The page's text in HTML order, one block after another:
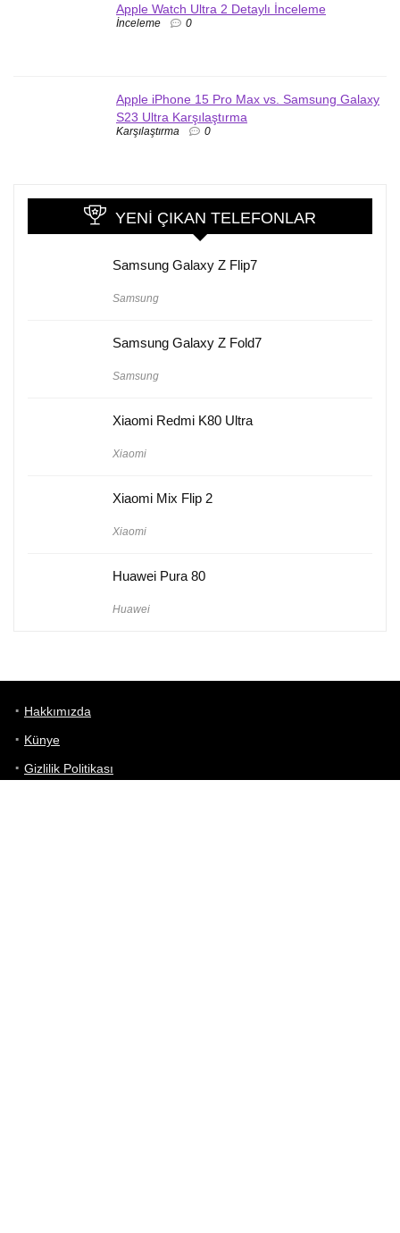
Apple Watch Ultra 2 Detaylı İnceleme
İnceleme 0
Apple iPhone 15 Pro Max vs. Samsung Galaxy
S23 Ultra Karşılaştırma
Karşılaştırma 0
YENI ÇIKAN TELEFONLAR
Samsung Galaxy Z Flip7
Samsung
Samsung Galaxy Z Fold7
Samsung
Xiaomi Redmi K80 Ultra
Xiaomi
Xiaomi Mix Flip 2
Xiaomi
Huawei Pura 80
Huawei
Hakkımızda
Künye
Gizlilik Politikası